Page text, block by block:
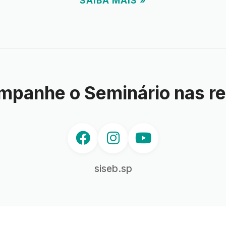
o Seminário nas
siseb.sp